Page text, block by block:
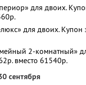
для двоих.
для двоих. Купон
2-комнатный»
вместо 61540р.
сентября